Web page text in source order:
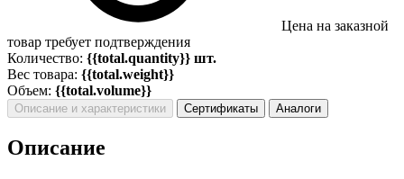
Цена на заказной
товар требует подтверждения
Количество: {{total.quantity}} шт.
Вес товара: {{total.weight}}
Объем: {{total.volume}}
Описание и характеристики Сертификаты Аналоги
Описание